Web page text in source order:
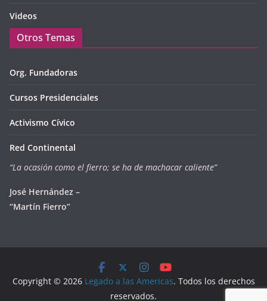
Videos
Otros Temas
Org. Fundadoras
Cursos Presidenciales
Activismo Cívico
Red Continental
“La ocasión como el fierro; se ha de machacar caliente”
José Hernández –
“Martín Fierro”
Copyright © 2026 Legado a las Americas. Todos los derechos
reservados.